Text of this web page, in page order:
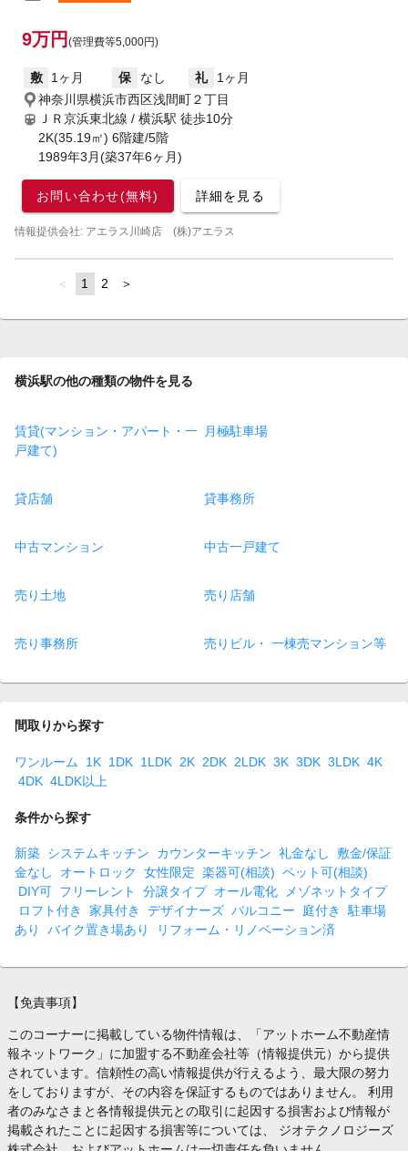
9万円 (管理費等5,000円)
敷 1ヶ月 保 なし 礼
1ヶ月
神奈川県横浜市西区浅間町２丁目
ＪＲ京浜東北線 / 横浜駅 徒歩10分
2K(35.19㎡) 6階建/5階
1989年3月(築37年6ヶ月)
お問い合わせ(無料) 詳細を見る
情報提供会社: アエラス川崎店 (株)アエラス
page
You're
page
1 page
2 page
横浜駅の他の種類の物件を見る
賃貸(マンション・アパート・一
戸建て)
月極駐車場
貸店舗 貸事務所
中古マンション 中古一戸建て
売り土地 売り店舗
売り事務所 売りビル・ 一棟売マンション等
間取りから探す
ワンルーム 1K 1DK 1LDK 2K 2DK 2LDK 3K 3DK 3LDK 4K
4DK 4LDK以上
条件から探す
新築 システムキッチン カウンターキッチン 礼金なし
敷金/保証
金なし
オートロック 女性限定 楽器可(相談) ペット可(相談)
DIY可 フリーレント 分譲タイプ オール電化
メゾネットタイプ
ロフト付き
家具付き デザイナーズ バルコニー 庭付き
駐車場
あり
バイク置き場あり リフォーム・リノベーション済
【免責事項】
このコーナーに掲載している物件情報は、「アットホーム不動産情
報ネットワーク」に加盟する不動産会社等（情報提供元）から提供
されています。信頼性の高い情報提供が行えるよう、最大限の努力
をしておりますが、その内容を保証するものではありません。 利用
者のみなさまと各情報提供元との取引に起因する損害および情報が
掲載されたことに起因する損害等については、 ジオテクノロジーズ